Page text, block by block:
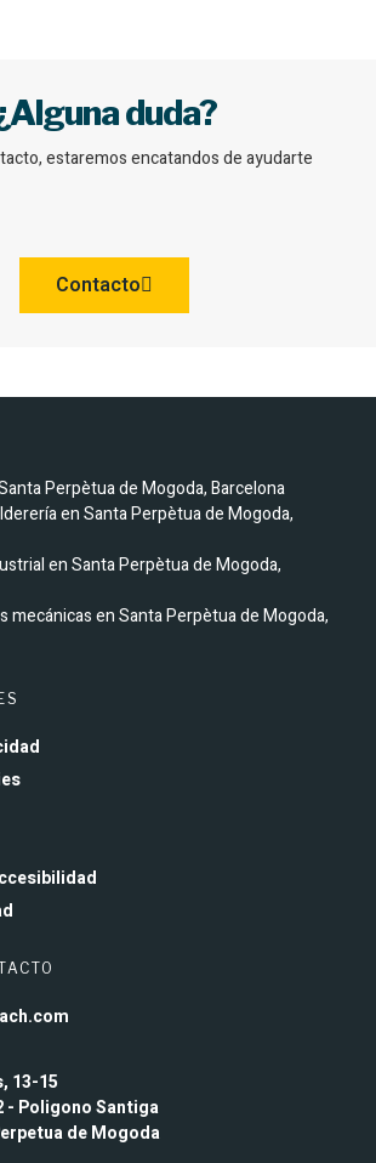
duda?
estaremos encatandos de ayudarte
Contacto
Perpètua de Mogoda, Barcelona
en Santa Perpètua de Mogoda,
en Santa Perpètua de Mogoda,
mecánicas en Santa Perpètua de Mogoda,
13-15
- Poligono Santiga
de Mogoda